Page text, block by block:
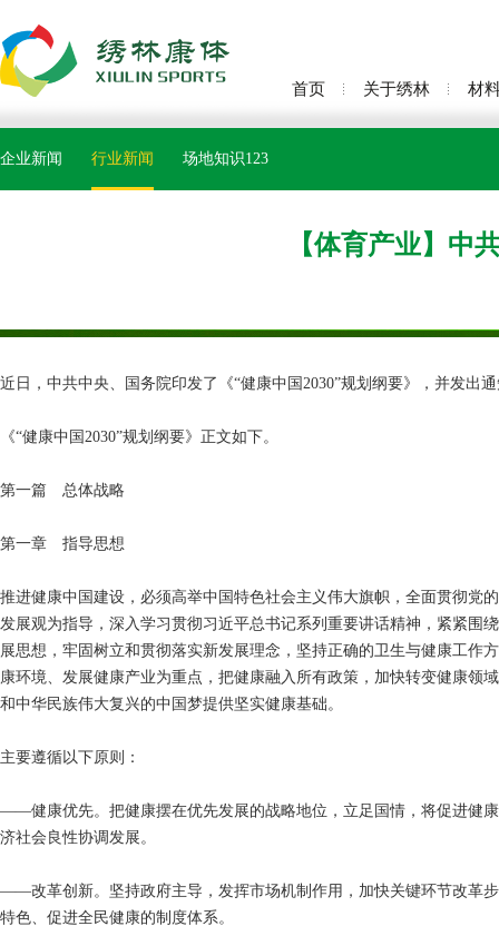
首页 关于绣林 材
企业新闻 行业新闻 场地知识123
【体育产业】中
近日，中共中央、国务院印发了《“健康中国2030”规划纲要》，并发出
《“健康中国2030”规划纲要》正文如下。
第一篇 总体战略
第一章 指导思想
推进健康中国建设，必须高举中国特色社会主义伟大旗帜，全面贯彻党
发展观为指导，深入学习贯彻习近平总书记系列重要讲话精神，紧紧围
展思想，牢固树立和贯彻落实新发展理念，坚持正确的卫生与健康工作
康环境、发展健康产业为重点，把健康融入所有政策，加快转变健康领
和中华民族伟大复兴的中国梦提供坚实健康基础。
主要遵循以下原则：
——健康优先。把健康摆在优先发展的战略地位，立足国情，将促进健
济社会良性协调发展。
——改革创新。坚持政府主导，发挥市场机制作用，加快关键环节改革
特色、促进全民健康的制度体系。